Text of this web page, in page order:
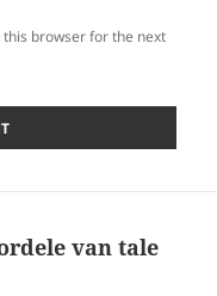
this browser for the next
van tale